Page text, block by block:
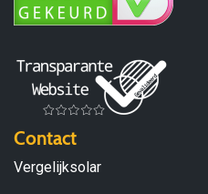
Contact
Vergelijksolar